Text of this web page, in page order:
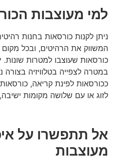
למי מעוצבות
ניתן לקנות כורסאות בחנות
המשווק את הרהיטים, ובכל מקום
כורסאות שעוצבו למטרות שונות.
במטרה לצפייה בטלוויזיה בצורה
ככורסאות לפינת קריאה,
לזוג או עם שלושה מקומות ישיבה,
אל תתפשרו על
מעוצבות